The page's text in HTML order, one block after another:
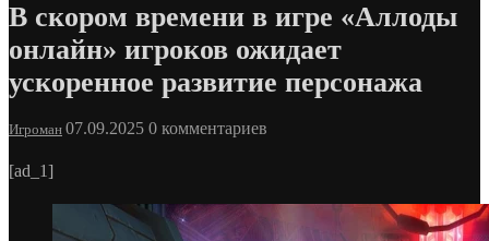
В скором времени в игре «Аллоды
онлайн» игроков ожидает
ускоренное развитие персонажа
Игроман 07.09.2025 0 комментариев
[ad_1]